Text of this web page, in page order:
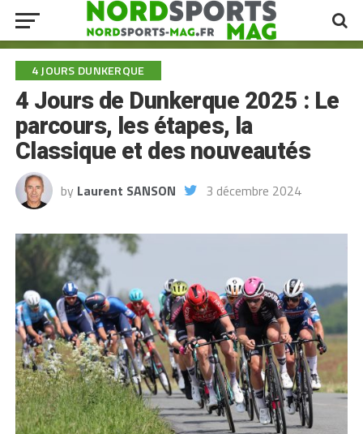
4 JOURS DUNKERQUE
4 Jours de Dunkerque 2025 : Le
parcours, les étapes, la
Classique et des nouveautés
by Laurent SANSON 3 décembre 2024